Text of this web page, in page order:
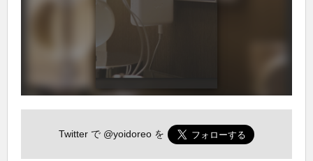
Twitter で @yoidoreo を